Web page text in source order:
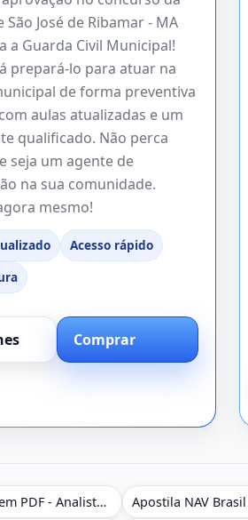
José de Ribamar - MA
a Guarda Civil Municipal!
prepará-lo para atuar na
de forma preventiva
aulas atualizadas e um
qualificado. Não perca
seja um agente de
na sua comunidade.
mesmo!
Acesso rápido
Comprar
Apostila NAV Brasil 2026 em PDF - Analista de Gestão